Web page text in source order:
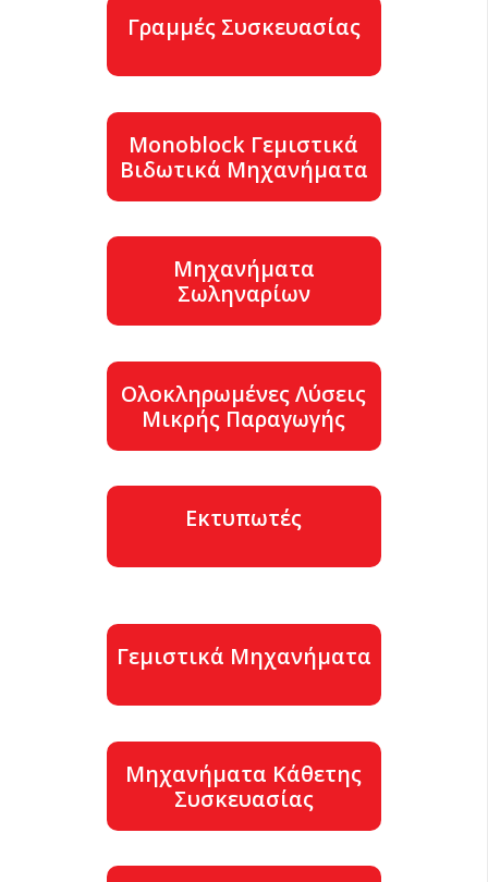
Γραμμές Συσκευασίας
Monoblock Γεμιστικά
Βιδωτικά Μηχανήματα
Μηχανήματα
Σωληναρίων
Ολοκληρωμένες Λύσεις
Μικρής Παραγωγής
Εκτυπωτές
Γεμιστικά Μηχανήματα
Μηχανήματα Κάθετης
Συσκευασίας